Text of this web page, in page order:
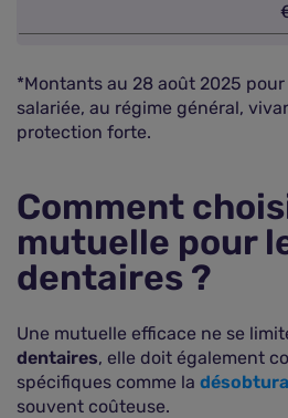
*Montants au 28 août 2025
salariée, au régime général,
protection forte.
Comment
mutuelle pour
dentaires ?
Une mutuelle efficace ne se
dentaires, elle doit également
spécifiques comme la
souvent coûteuse.